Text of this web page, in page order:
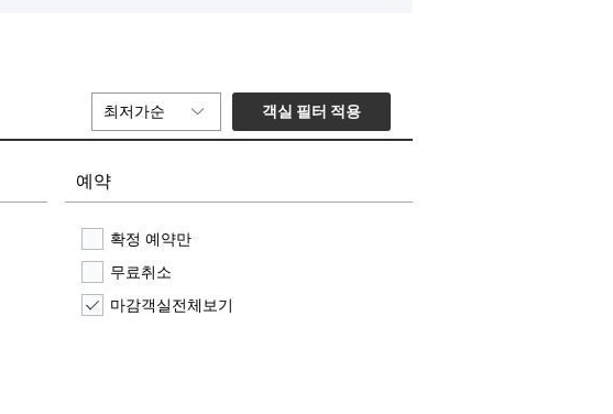
최저가순 객실 필터 적용
예약
확정 예약만
무료취소
마감객실전체보기